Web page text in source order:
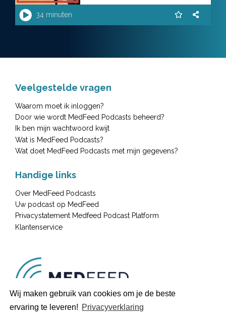
Wij maken gebruik van cookies om je de beste
ervaring te leveren! Privacyverklaring
34 minuten
Veelgestelde vragen
Waarom moet ik inloggen?
Door wie wordt MedFeed Podcasts beheerd?
Ik ben mijn wachtwoord kwijt
Wat is MedFeed Podcasts?
Wat doet MedFeed Podcasts met mijn gegevens?
Handige links
Over MedFeed Podcasts
Uw podcast op MedFeed
Privacystatement Medfeed Podcast Platform
Klantenservice
088 440 4266
service@medischcontact.nl